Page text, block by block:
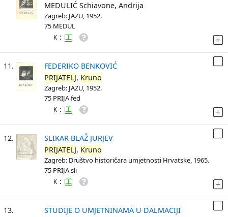
MEDULIĆ Schiavone, Andrija
Zagreb: JAZU, 1952.
75 MEDUL
K :
11.
FEDERIKO BENKOVIĆ
PRIJATELJ, Kruno
Zagreb: JAZU, 1952.
75 PRIJA fed
K :
12.
SLIKAR BLAŽ JURJEV
PRIJATELJ, Kruno
Zagreb: Društvo historičara umjetnosti Hrvatske, 1965.
75 PRIJA sli
K :
13. STUDIJE O UMJETNINAMA U DALMACIJI